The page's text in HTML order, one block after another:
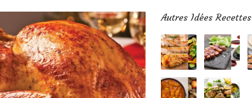
Autres Idées Recettes